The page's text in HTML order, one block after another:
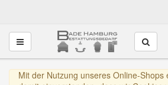
Toggle navigation
Mit der Nutzung unseres Online-Shops